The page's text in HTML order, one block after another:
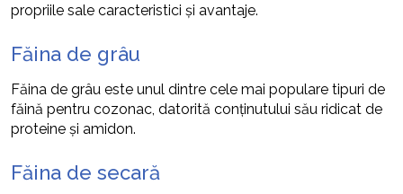
propriile sale caracteristici și avantaje.
Făina de grâu
Făina de grâu este unul dintre cele mai populare tipuri de
făină pentru cozonac, datorită conținutului său ridicat de
proteine și amidon.
Făina de secară